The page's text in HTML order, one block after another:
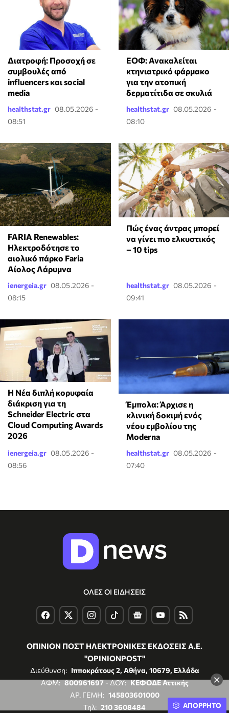
×
Διατροφή: Προσοχή σε
συμβουλές από
influencers και social
media
healthstat.gr 08.05.2026 -
08:51
ΕΟΦ: Ανακαλείται
κτηνιατρικό φάρμακο
για την ατοπική
δερματίτιδα σε σκυλιά
healthstat.gr 08.05.2026 -
08:10
FARIA Renewables:
Ηλεκτροδότησε το
αιολικό πάρκο Faria
Αίολος Λάρυμνα
ienergeia.gr 08.05.2026 -
08:15
Πώς ένας άντρας μπορεί
να γίνει πιο ελκυστικός
– 10 tips
healthstat.gr 08.05.2026 -
09:41
Η Νέα διπλή κορυφαία
διάκριση για τη
Schneider Electric στα
Cloud Computing Awards
2026
ienergeia.gr 08.05.2026 -
08:56
Έμπολα: Άρχισε η
κλινική δοκιμή ενός
νέου εμβολίου της
Moderna
healthstat.gr 08.05.2026 -
07:40
ΟΛΕΣ ΟΙ ΕΙΔΗΣΕΙΣ
ΟΠΙΝΙΟΝ ΠΟΣΤ ΗΛΕΚΤΡΟΝΙΚΕΣ ΕΚΔΟΣΕΙΣ Α.Ε.
"OPINIONPOST"
Διεύθυνση: Ιπποκράτους 2, Αθήνα, 10679, Ελλάδα
ΑΦΜ: 800961697- ΔΟΥ: ΚΕΦΟΔΕ Αττικής
ΑΡ. ΓΕΜΗ: 145803601000
Τηλ: 210 3608484 ΑΠΟΡΡΗΤΟ